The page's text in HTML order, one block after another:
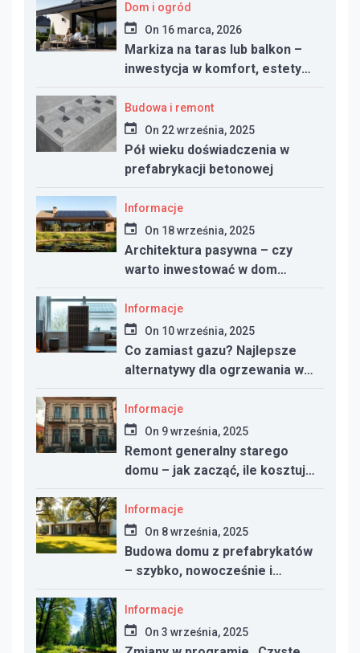
Dom i ogród
On 16 marca, 2026
Markiza na taras lub balkon –
inwestycja w komfort, estetykę
i funkcjonalność przestrzeni
Budowa i remont
On 22 września, 2025
Pół wieku doświadczenia w
prefabrykacji betonowej
Informacje
On 18 września, 2025
Architektura pasywna – czy
warto inwestować w dom
energooszczędny?
Informacje
On 10 września, 2025
Co zamiast gazu? Najlepsze
alternatywy dla ogrzewania w
nowym domu
Informacje
On 9 września, 2025
Remont generalny starego
domu – jak zacząć, ile kosztuje
i na co uważać
Informacje
On 8 września, 2025
Budowa domu z prefabrykatów
– szybko, nowocześnie i
taniej?
Informacje
On 3 września, 2025